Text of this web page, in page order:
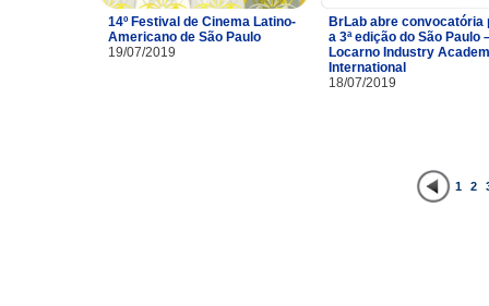
14º Festival de Cinema Latino-
Americano de São Paulo
19/07/2019
BrLab abre convocatória
a 3ª edição do São Paulo
Locarno Industry
International
18/07/2019
1 2